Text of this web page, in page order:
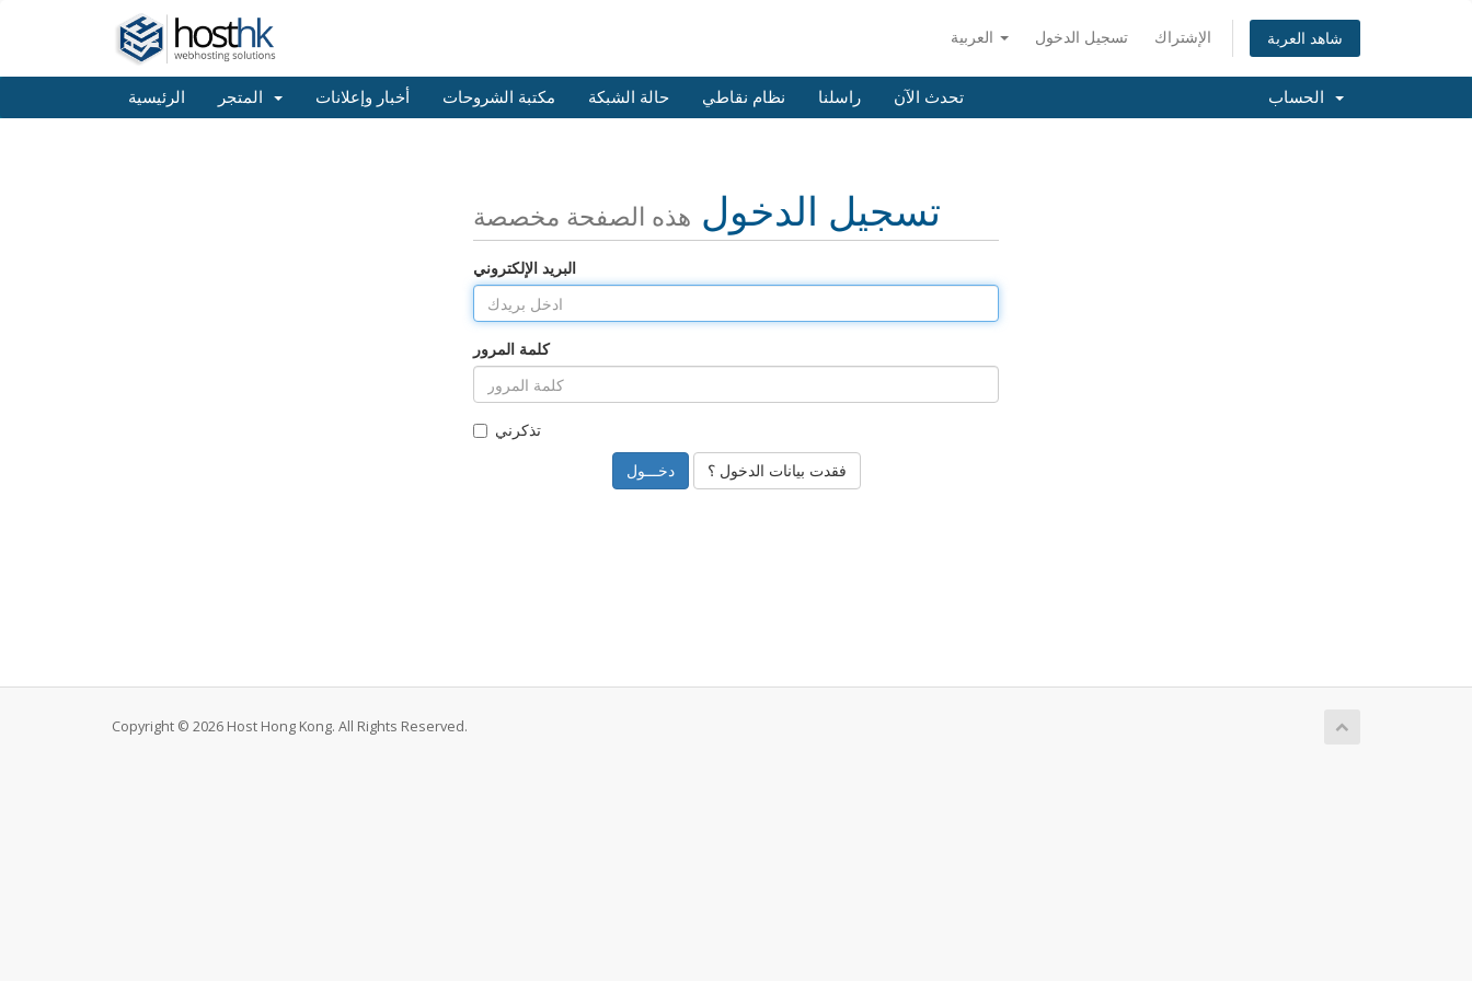
تسجيل الدخول الإشتراك شاهد العربة
الرئيسية أخبار وإعلانات مكتبة الشروحات حالة الشبكة نظام نقاطي راسلنا تحدث الآن
تسجيل الدخول هذه الصفحة مخصصة
البريد الإلكتروني
كلمة المرور
تذكرني
فقدت بيانات الدخول ؟
Copyright © 2026 Host Hong Kong. All Rights Reserved.